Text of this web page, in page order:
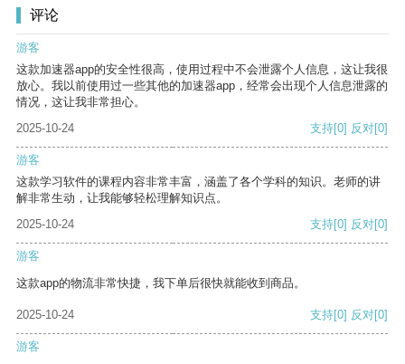
评论
游客
这款加速器app的安全性很高，使用过程中不会泄露个人信息，这让我很
放心。我以前使用过一些其他的加速器app，经常会出现个人信息泄露的
情况，这让我非常担心。
2025-10-24
支持[0] 反对[0]
游客
这款学习软件的课程内容非常丰富，涵盖了各个学科的知识。老师的讲
解非常生动，让我能够轻松理解知识点。
2025-10-24
支持[0] 反对[0]
游客
这款app的物流非常快捷，我下单后很快就能收到商品。
2025-10-24 支持[0] 反对[0]
游客